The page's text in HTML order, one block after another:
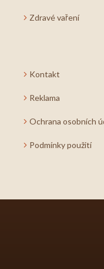
Zdravé vaření
Kontakt
Reklama
Ochrana osobních
Podmínky použití